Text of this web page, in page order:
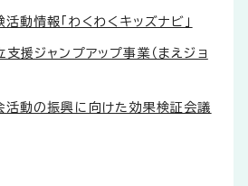
動情報「わくわくキッズナビ」
援ジャンプアップ事業（まえジョ
活動の振興に向けた効果検証会議